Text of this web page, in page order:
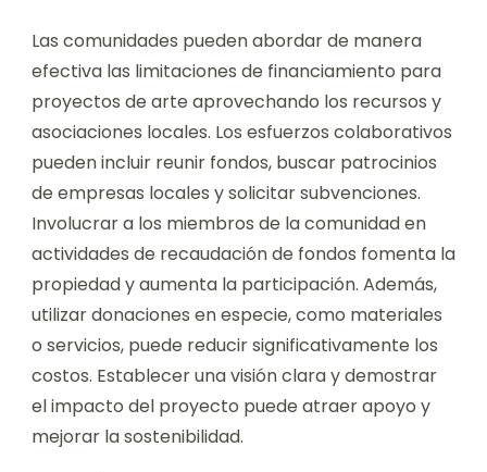
Las comunidades pueden abordar de manera
efectiva las limitaciones de financiamiento para
proyectos de arte aprovechando los recursos y
asociaciones locales. Los esfuerzos colaborativos
pueden incluir reunir fondos, buscar patrocinios
de empresas locales y solicitar subvenciones.
Involucrar a los miembros de la comunidad en
actividades de recaudación de fondos fomenta la
propiedad y aumenta la participación. Además,
utilizar donaciones en especie, como materiales
o servicios, puede reducir significativamente los
costos. Establecer una visión clara y demostrar
el impacto del proyecto puede atraer apoyo y
mejorar la sostenibilidad.